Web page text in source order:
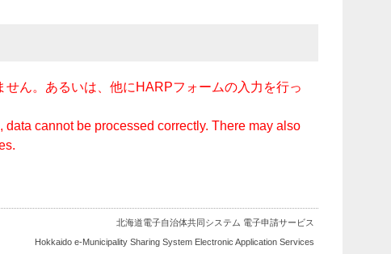
ん。あるいは、他にHARPフォームの入力を行っ
cannot be processed correctly. There may also
北海道電子自治体共同システム 電子申請サービス
Hokkaido e-Municipality Sharing System Electronic Application Services